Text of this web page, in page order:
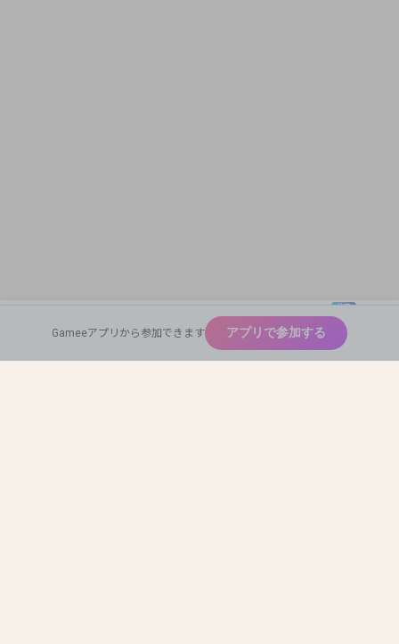
Auto Match
注目
広めたい
神ゲー
Gameeアプリから参加できます アプリで参加する